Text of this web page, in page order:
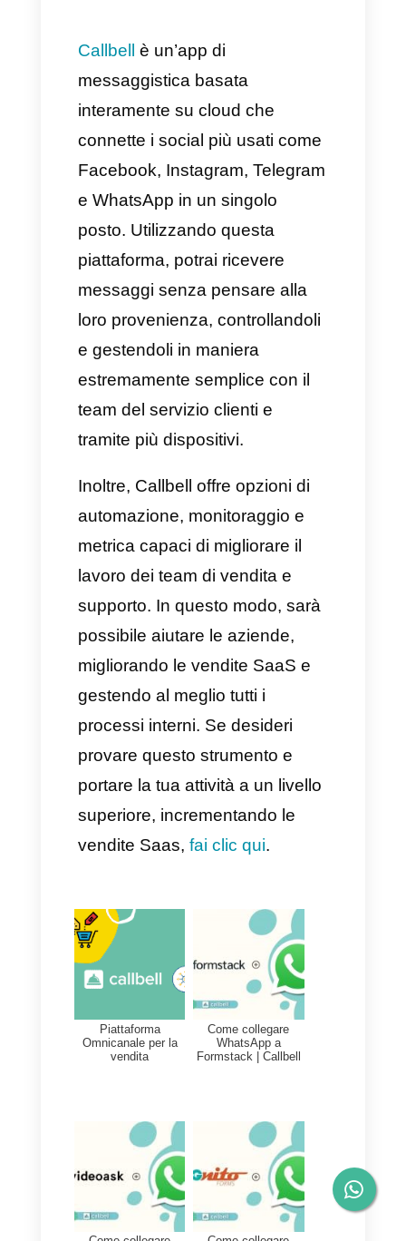
3) Effettuare follow-up che
siano davvero efficaci
I follow-up sono elementi
estremamente utili durante il
processo di vendita. Con questi
strumenti infatti
comprendere e identificare in
quale fase si trova il
potenziale cliente nel
processo di vendita o nel
funnel, riuscendo a
nostre prossime mosse
decidendo di inviare una
proposta, un tentativo di
contatto aggiuntivo, l’offerta di
un coupon o di uno sconto, ecc.
Un buon follow-up può fare la
differenza tra conversione o
perdita di un potenziale cliente.
4) SEO e content marketing
Questo è un punto molto
importante poiché ci si
concentra sull’acquisizione di
potenziali clienti attraverso
suddette azioni possono essere
a pagamento organiche.
Un’ottima SEO insieme ad una
buona strategia può generare